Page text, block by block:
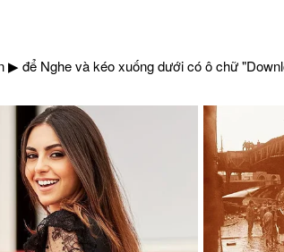
▶ để Nghe và kéo xuống dưới có ô chữ